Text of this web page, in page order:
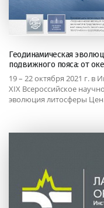
Геодинамическая
подвижного пояса: от
19 – 22 октября 2021 г. в
XIX Всероссийское
эволюция литосферы